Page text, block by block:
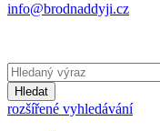
info@brodnaddyji.cz
Hledat
rozšířené vyhledávání